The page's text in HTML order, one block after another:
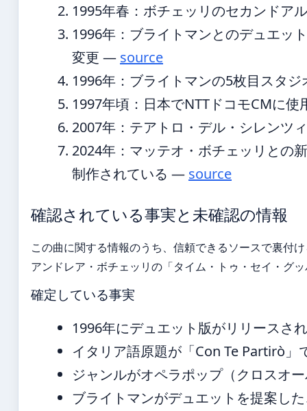
1995年春 ：ボチェッリのセカンドア
1996年 ：ブライトマンとのデュエッ
変更 — source
1996年 ：ブライトマンの5枚目スタ
1997年頃 ：日本でNTTドコモCMに
2007年 ：テアトロ・デル・シレンツ
2024年 ：マッテオ・ボチェッリとの
制作されている — source
確認されている事実と未確認の情報
この曲に関する情報のうち、信頼できるソースで裏付
アンドレア・ボチェッリの「タイム・トゥ・セイ・グ
確定している事実
1996年にデュエット版がリリースさ
イタリア語原題が「Con Te Partirò」
ジャンルがオペラポップ（クロスオ
ブライトマンがデュエットを提案し